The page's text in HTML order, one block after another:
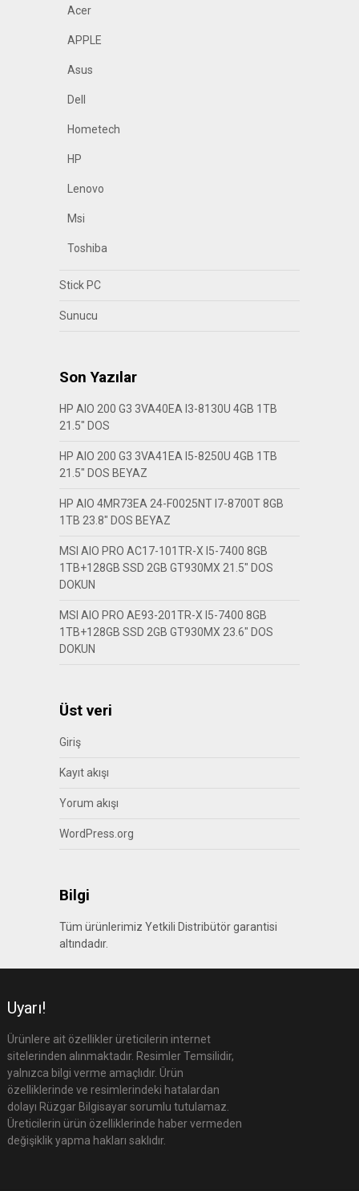
Acer
APPLE
Asus
Dell
Hometech
HP
Lenovo
Msi
Toshiba
Stick PC
Sunucu
Son Yazılar
HP AIO 200 G3 3VA40EA I3-8130U 4GB 1TB
21.5″ DOS
HP AIO 200 G3 3VA41EA I5-8250U 4GB 1TB
21.5″ DOS BEYAZ
HP AIO 4MR73EA 24-F0025NT I7-8700T 8GB
1TB 23.8″ DOS BEYAZ
MSI AIO PRO AC17-101TR-X I5-7400 8GB
1TB+128GB SSD 2GB GT930MX 21.5″ DOS
DOKUN
MSI AIO PRO AE93-201TR-X I5-7400 8GB
1TB+128GB SSD 2GB GT930MX 23.6″ DOS
DOKUN
Üst veri
Giriş
Kayıt akışı
Yorum akışı
WordPress.org
Bilgi
Tüm ürünlerimiz Yetkili Distribütör garantisi
altındadır.
Uyarı!
Ürünlere ait özellikler üreticilerin internet
sitelerinden alınmaktadır. Resimler Temsilidir,
yalnızca bilgi verme amaçlıdır. Ürün
özelliklerinde ve resimlerindeki hatalardan
dolayı Rüzgar Bilgisayar sorumlu tutulamaz.
Üreticilerin ürün özelliklerinde haber vermeden
değişiklik yapma hakları saklıdır.